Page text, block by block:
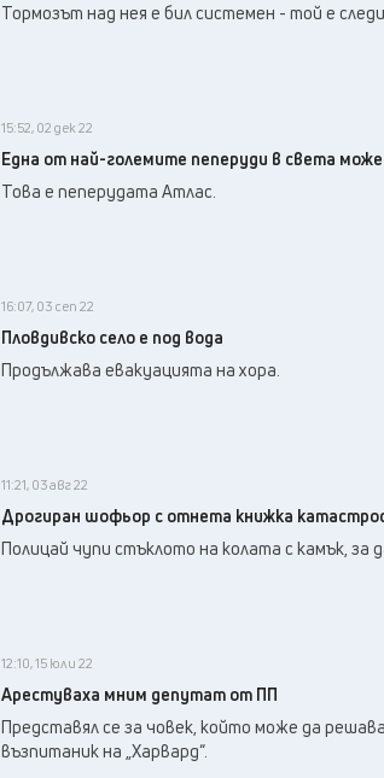
Тормозът над нея е бил системен - той е
15:52, 02 дек 22
Една от най-големите пеперуди в света може
Това е пеперудата Атлас.
16:07, 03 сеп 22
Пловдивско село е под вода
Продължава евакуацията на хора.
11:21, 03 авг 22
Дрогиран шофьор с отнета книжка
Полицай чупи стъклото на колата с камък, за
12:10, 15 юли 22
Арестуваха мним депутат от ПП
Представял се за човек, който може да
възпитаник на „Харвард“.